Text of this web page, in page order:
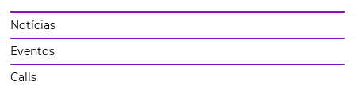
Notícias
Eventos
Calls